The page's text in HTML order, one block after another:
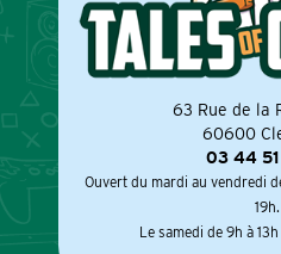
63 Rue de la
60600
03 44 51
Ouvert du mardi au vendredi
19h.
Le samedi de 9h à